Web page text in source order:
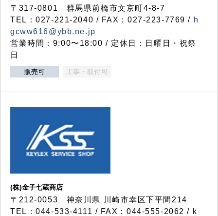
〒317‐0801 群馬県前橋市文京町4-8-7
TEL：027-221-2040 / FAX：027-223-7769 / h
gcww616@ybb.ne.jp
営業時間：9:00〜18:00 / 定休日：日曜日・祝祭
日
販売可 工事・取付可
(株)金子七蔵商店
〒212-0053 神奈川県 川崎市幸区下平間214
TEL：044-533-4111 / FAX：044-555-2062 / k